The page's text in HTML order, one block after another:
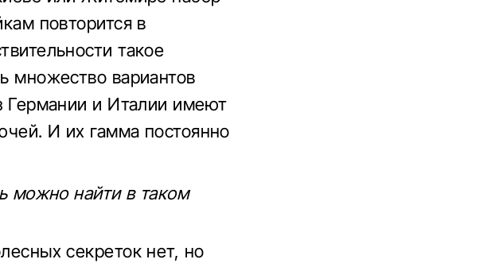
повторится в
такое
множество вариантов
Германии и Италии имеют
И их гамма постоянно
можно найти в таком
секреток нет, но